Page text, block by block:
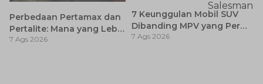
Perbedaan Pertamax dan
Pertalite: Mana yang Lebih
Baik untuk Mobil Toyota
7 Ags 2026
7 Keunggulan Mobil SUV
Dibanding MPV yang Perlu
Anda Ketahui
7 Ags 2026